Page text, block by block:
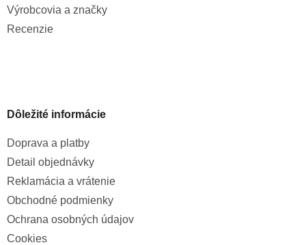
Výrobcovia a značky
Recenzie
Dôležité informácie
Doprava a platby
Detail objednávky
Reklamácia a vrátenie
Obchodné podmienky
Ochrana osobných údajov
Cookies